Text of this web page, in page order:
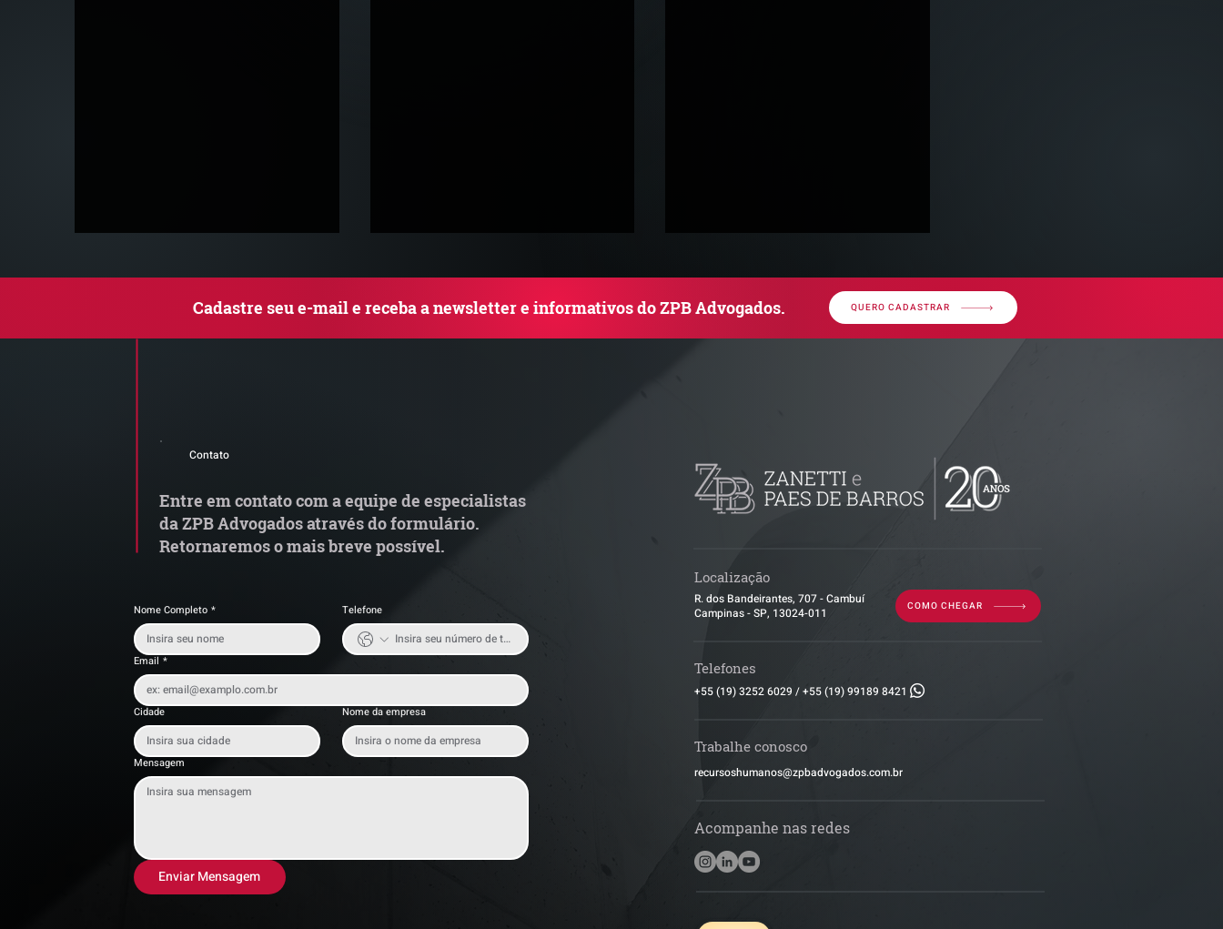
do transporte rodoviário de
cargas e exige atenção das
de ações trabalhistas
Cadastre seu e-mail e receba a newsletter e informativos do ZPB Advogados. QUERO CADASTRAR
Contato
Entre em contato com a equipe de especialistas
da ZPB Advogados através do formulário.
Retornaremos o mais breve possível.
Nome Completo * Telefone
Email *
Cidade Nome da empresa
Mensagem
Enviar Mensagem
Localização
R. dos Bandeirantes, 707 - Cambuí
Campinas - SP, 13024-011
COMO CHEGAR
Telefones
+55 (19) 3252 6029 /+55 (19) 99189 8421
Trabalhe conosco
​recursoshumanos@zpbadvogados.com.br
Acompanhe nas redes